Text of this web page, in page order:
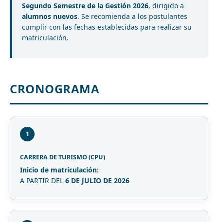
Segundo Semestre de la Gestión 2026, dirigido a
alumnos nuevos. Se recomienda a los postulantes
cumplir con las fechas establecidas para realizar su
matriculación.
CRONOGRAMA
1
CARRERA DE TURISMO (CPU)
Inicio de matriculación:
A PARTIR DEL 6 DE JULIO DE 2026